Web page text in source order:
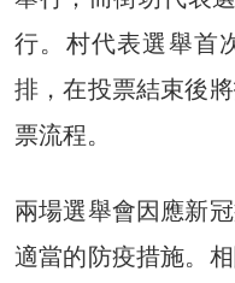
行。村代表選舉首
排，在投票結束後
票流程。
兩場選舉會因應新
適當的防疫措施。